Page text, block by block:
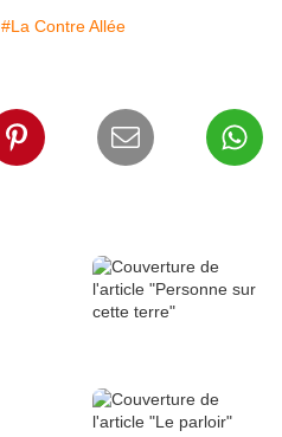
#La Contre Allée